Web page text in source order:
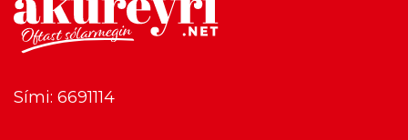
Sími: 6691114